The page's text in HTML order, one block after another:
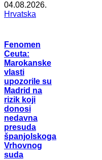
04.08.2026.
Hrvatska
Fenomen
Ceuta:
Marokanske
vlasti
upozorile su
Madrid na
rizik koji
donosi
nedavna
presuda
španjolskoga
Vrhovnog
suda